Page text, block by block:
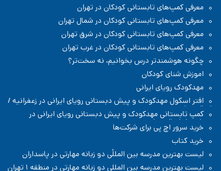
معرفی کمپ‌های تابستانی کودکان در تهران
معرفی کمپ‌های تابستانی کودکان در شمال تهران
معرفی کمپ‌های تابستانی کودکان در شرق تهران
معرفی کمپ‌های تابستانی کودکان در غرب تهران
چگونه هوشمندتر درس بخوانیم، نه سخت‌تر؟
اموزش شنای کودکان
مهدکودک رویای ایرانی
افتر اسکول مهدکودک و پیش دبستانی رویای ایرانی در زعفرانیه /
شمال تهران
کمپ تابستانی مهدکودک و پیش دبستانی رویای ایرانی در
زعفرانیه / شمال تهران
خرید سرور اچ پی برای شرکت‌ها
خرید کتاب
لیست بهترین مدرسه بین المللًی دو زبانه مهارتی در پاسداران
لیست بهترین مدرسه بین المللی دو زبانه مهارتی در منطقه ۱ تهران